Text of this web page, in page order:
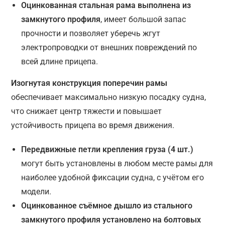
Оцинкованная стальная рама выполнена из
замкнутого профиля, имеет большой запас
прочности и позволяет уберечь жгут
электропроводки от внешних повреждений по
всей длине прицепа.
Изогнутая конструкция поперечин рамы
обеспечивает максимально низкую посадку судна,
что снижает центр тяжести и повышает
устойчивость прицепа во время движения.
Передвижные петли крепления груза (4 шт.)
могут быть установлены в любом месте рамы для
наиболее удобной фиксации судна, с учётом его
модели.
Оцинкованное съёмное дышло из стального
замкнутого профиля установлено на болтовых